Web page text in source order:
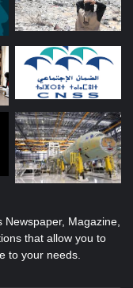
Magazine,
that allow you to
to your needs.